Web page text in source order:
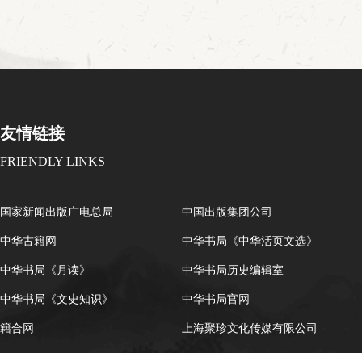
友情链接
FRIENDLY LINKS
国家新闻出版广电总局 中国出版集团公司
中华古籍网 中华书局《中华活页文选》
中华书局《月读》 中华书局历史编辑室
中华书局《文史知识》 中华书局官网
籍合网 上海聚珍文化传媒有限公司